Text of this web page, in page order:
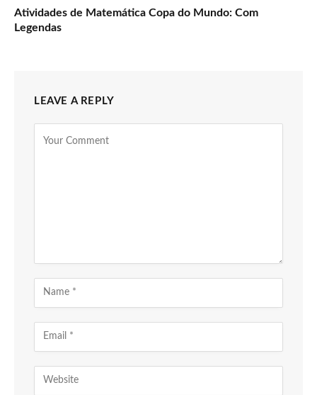
Atividades de Matemática Copa do Mundo: Com
Legendas
LEAVE A REPLY